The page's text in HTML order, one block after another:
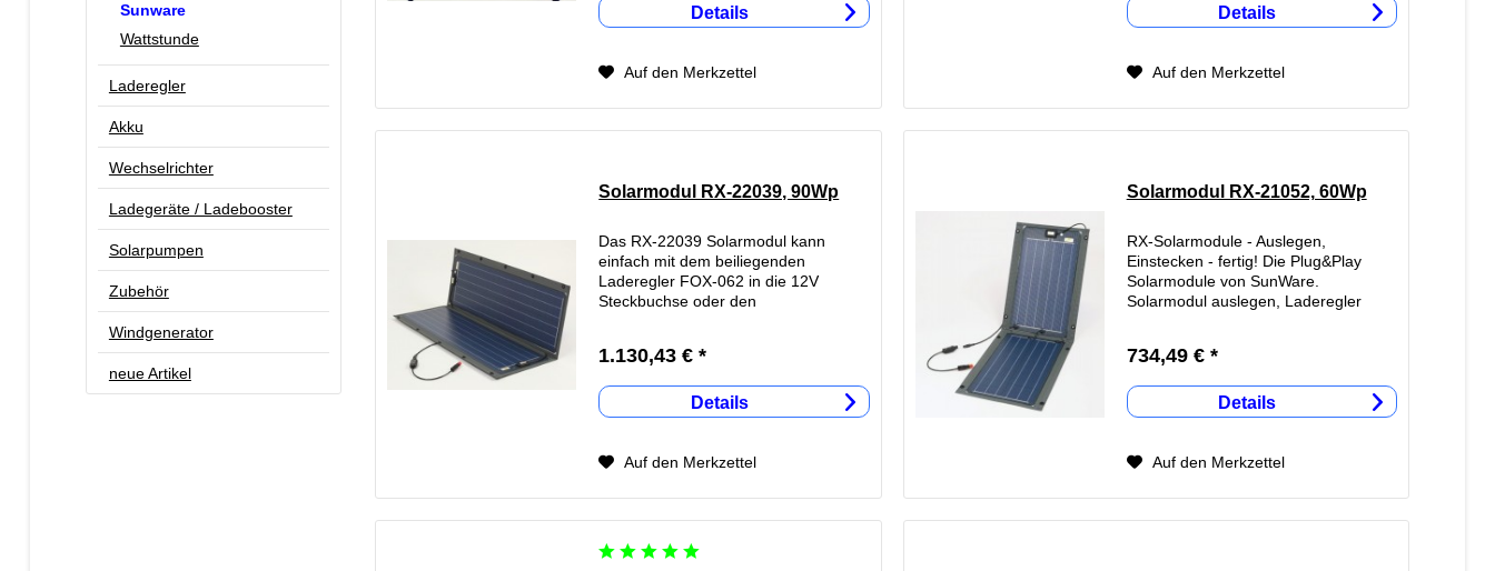
Sunware
Wattstunde
Laderegler
Akku
Wechselrichter
Ladegeräte / Ladebooster
Solarpumpen
Zubehör
Windgenerator
neue Artikel
Details
Auf den Merkzettel
Details
Auf den Merkzettel
Solarmodul RX-22039, 90Wp
Das RX-22039 Solarmodul kann
einfach mit dem beiliegenden
Laderegler FOX-062 in die 12V
Steckbuchse oder den
Am Modul sind 5m Zuleitung, d.h. Ihr
Fahrzeug kann im...
1.130,43 € *
Details
Auf den Merkzettel
Solarmodul RX-21052, 60Wp
RX-Solarmodule - Auslegen,
Einstecken - fertig! Die Plug&Play
Solarmodule von SunWare.
Solarmodul auslegen, Laderegler
Stecker am Solarmodul, passend für...
734,49 € *
Details
Auf den Merkzettel